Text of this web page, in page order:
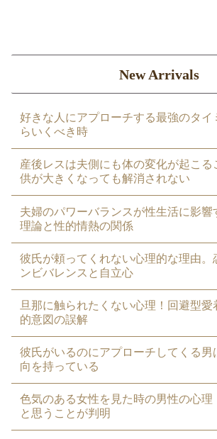
New Arrivals
好きな人にアプローチする最強のタイ
らいくべき時
産後レスは夫側にも体の変化が起こる
供が大きくなっても解消されない
夫婦のパワーバランスが性生活に影響
理論と性的情熱の関係
彼氏が頼ってくれない心理的な理由。
ンビバレンスと自立心
旦那に触られたくない心理！回避型愛
的意図の誤解
彼氏がいるのにアプローチしてくる男
向を持っている
色気のある女性を見た時の男性の心理
と思うことが判明